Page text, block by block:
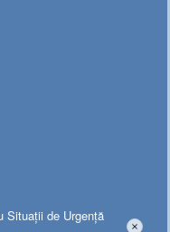
Situații de Urgență